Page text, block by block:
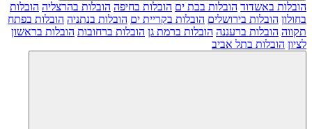
הובלות באשדוד הובלות בבת ים הובלות בחיפה הובלות בהרצליה הובלות
בחולון הובלות בירושלים הובלות בקריית ים הובלות בנתניה הובלות בפתח
תקווה הובלות ברעננה הובלות ברמת גן הובלות ברחובות הובלות בראשון
לציון הובלות בתל אביב